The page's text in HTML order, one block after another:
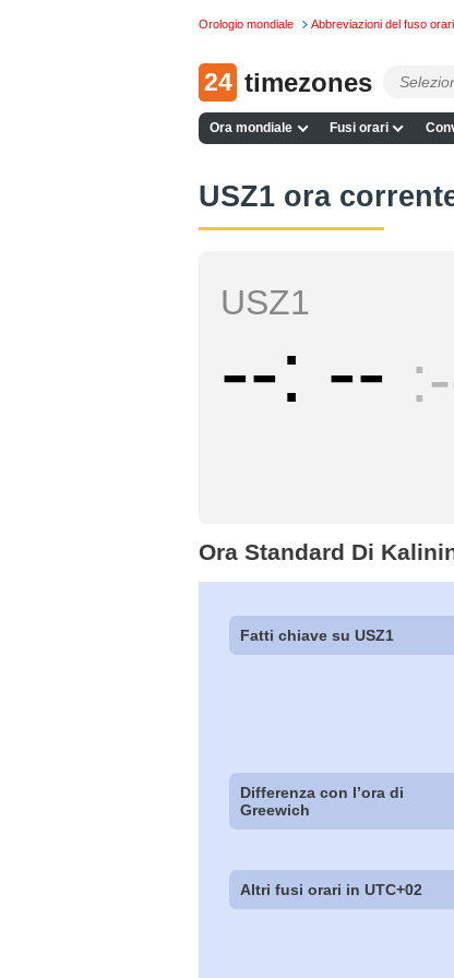
Orologio mondiale Abbreviazioni del fuso
24 timezones
Ora mondiale Fusi orari
USZ1 ora
USZ1
-- --
Ora Standard Di
Fatti chiave su USZ1
Differenza con l’ora di
Greewich
Altri fusi orari in UTC+02